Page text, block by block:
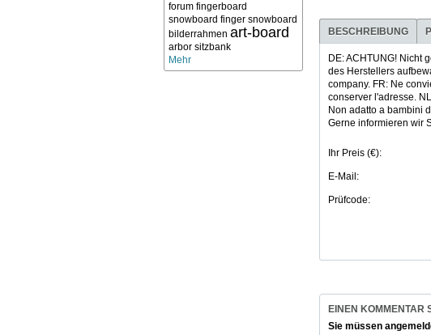
forum fingerboard
snowboard finger snowboard
bilderrahmen art-board
arbor sitzbank
Mehr
BESCHREIBUNG
DE: ACHTUNG! Nicht
des Herstellers
company. FR: Ne
conserver l'adresse.
Non adatto a bambini
Gerne informieren wir
Ihr Preis (€):
E-Mail:
Prüfcode:
EINEN KOMMENTAR
Sie müssen